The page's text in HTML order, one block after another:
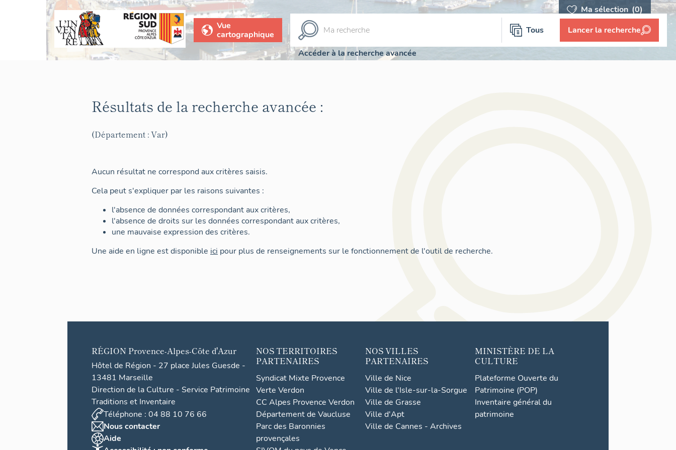
Ma sélection (0)
Vue
cartographique
Tous Lancer la recherche
Accéder à la recherche avancée
Résultats de la recherche avancée :
(Département : Var)
Aucun résultat ne correspond aux critères saisis.
Cela peut s'expliquer par les raisons suivantes :
l'absence de données correspondant aux critères,
l'absence de droits sur les données correspondant aux critères,
une mauvaise expression des critères.
Une aide en ligne est disponible ici pour plus de renseignements sur le fonctionnement de l'outil de recherche.
RÉGION Provence-Alpes-Côte d'Azur
Hôtel de Région - 27 place Jules Guesde -
13481 Marseille
Direction de la Culture - Service Patrimoine
Traditions et Inventaire
Téléphone : 04 88 10 76 66
Nous contacter
Aide
NOS TERRITOIRES
PARTENAIRES
Syndicat Mixte Provence
Verte Verdon
CC Alpes Provence Verdon
Département de Vaucluse
Parc des Baronnies
provençales
NOS VILLES
PARTENAIRES
Ville de Nice
Ville de l'Isle-sur-la-Sorgue
Ville de Grasse
Ville d'Apt
Ville de Cannes - Archives
MINISTÈRE DE LA
CULTURE
Plateforme Ouverte du
Patrimoine (POP)
Inventaire général du
patrimoine